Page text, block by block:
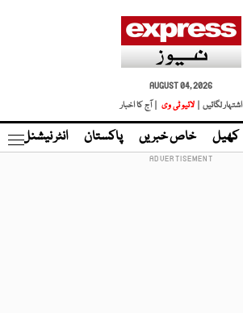
AUGUST 04, 2026
اشتہار لگائیں |
لائیو ٹی وی | آج کا اخبار
کھیل خاص خبریں پاکستان انٹر نیشنل